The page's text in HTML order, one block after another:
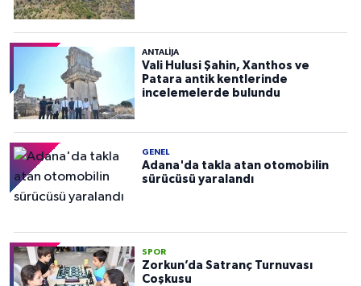
ANTALIJA
Vali Hulusi Şahin, Xanthos ve
Patara antik kentlerinde
incelemelerde bulundu
GENEL
Adana'da takla atan otomobilin
sürücüsü yaralandı
SPOR
Zorkun’da Satranç Turnuvası
Coşkusu